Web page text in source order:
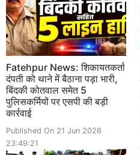
Fatehpur News: शिकायतकर्ता
दंपती को थाने में बैठाना पड़ा भारी,
बिंदकी कोतवाल समेत 5
पुलिसकर्मियों पर एसपी की बड़ी
कार्रवाई
Published On 21 Jun 2026
23:49:21